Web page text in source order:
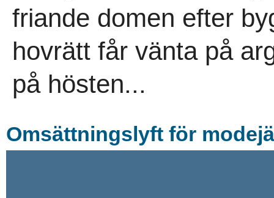
friande domen efter
hovrätt får vänta på
på hösten...
Omsättningslyft för